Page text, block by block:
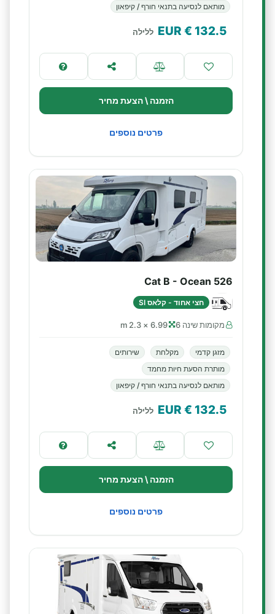
מותאם לנסיעה בתנאי חורף / קיפאון
132.5
€ EUR ללילה
הזמנה \ הצעת מחיר
פרטים נוספים
Cat B - Ocean 526
חצי אחוד - קלאס SI
מקומות שינה 6 6.99 × 2.3 m
מזגן קדמי מקלחת
שירותים
מותרת הסעת חיות מחמד
מותאם לנסיעה בתנאי חורף / קיפאון
132.5
€ EUR ללילה
הזמנה \ הצעת מחיר
פרטים נוספים